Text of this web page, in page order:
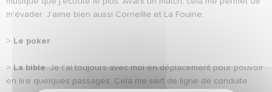
m’évader. J’aime bien aussi Corneille et La Fouine.
> Le poker
> La bible. Je l’ai toujours avec moi en déplacement pour pouvoir
en lire quelques passages. Cela me sert de ligne de conduite.